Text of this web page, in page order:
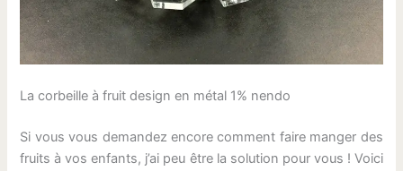
La corbeille à fruit design en métal 1% nendo
Si vous vous demandez encore comment faire manger des
fruits à vos enfants, j’ai peu être la solution pour vous ! Voici